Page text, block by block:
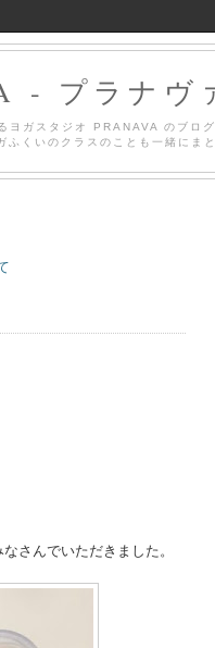
- プラナヴ
ヨガスタジオ PRANAVA のブログ
ふくいのクラスのことも一緒にま
さんでいただきました。